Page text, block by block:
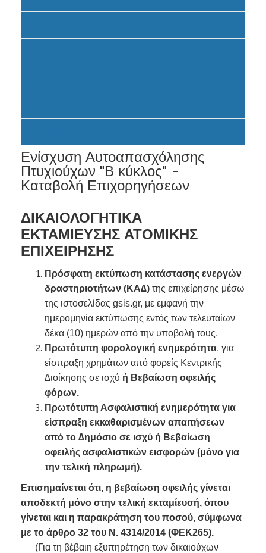
Ενίσχυση Αυτοαπασχόλησης
Πτυχιούχων "Β κύκλος" -
Καταβολή Επιχορηγήσεων
ΔΙΚΑΙΟΛΟΓΗΤΙΚΑ
ΕΚΤΑΜΙΕΥΣΗΣ ΑΤΟΜΙΚΗΣ
ΕΠΙΧΕΙΡΗΣΗΣ
Πρόσφατη εκτύπωση κατάστασης ενεργών
δραστηριοτήτων (ΚΑ∆) της επιχείρησης μέσω
της ιστοσελίδας gsis.gr, με εμφανή την
ημερομηνία εκτύπωσης εντός των τελευταίων
δέκα (10) ημερών από την υποβολή τους.
Πρωτότυπη φορολογική ενημερότητα, για
είσπραξη χρημάτων από φορείς Κεντρικής
∆ιοίκησης σε ισχύ ή Βεβαίωση οφειλής
φόρων.
Πρωτότυπη Ασφαλιστική ενημερότητα για
είσπραξη εκκαθαρισμένων απαιτήσεων
από το ∆ημόσιο σε ισχύ ή Βεβαίωση
οφειλής ασφαλιστικών εισφορών (μόνο για
την τελική πληρωμή).
Επισημαίνεται ότι, η βεβαίωση οφειλής γίνεται
αποδεκτή μόνο στην τελική εκταμίευσή, όπου
γίνεται και η παρακράτηση του ποσού, σύμφωνα
με το άρθρο 32 του Ν. 4314/2014 (ΦΕΚ265).
(Για τη βέβαιη εξυπηρέτηση των δικαιούχων